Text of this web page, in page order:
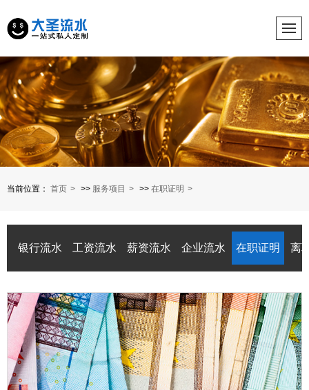
当前位置： 首页 >> 服务项目 >> 在职证明
银行流水 工资流水 薪资流水 企业流水 在职证明 离